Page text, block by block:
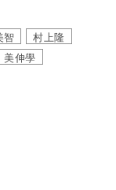
智
村上隆
美伸學